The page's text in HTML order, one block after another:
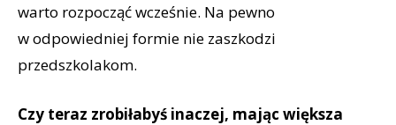
warto rozpocząć wcześnie. Na pewno
w odpowiedniej formie nie zaszkodzi
przedszkolakom.
Czy teraz zrobiłabyś inaczej, mając większa